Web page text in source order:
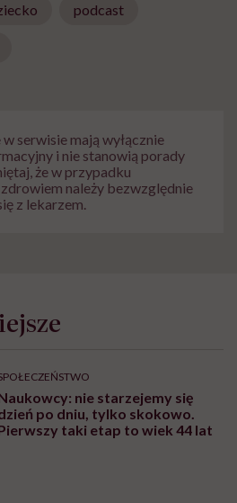
podcast
serwisie mają wyłącznie
i nie stanowią porady
że w przypadku
należy bezwzględnie
z lekarzem.
nie starzejemy się
po dniu, tylko skokowo.
taki etap to wiek 44 lat